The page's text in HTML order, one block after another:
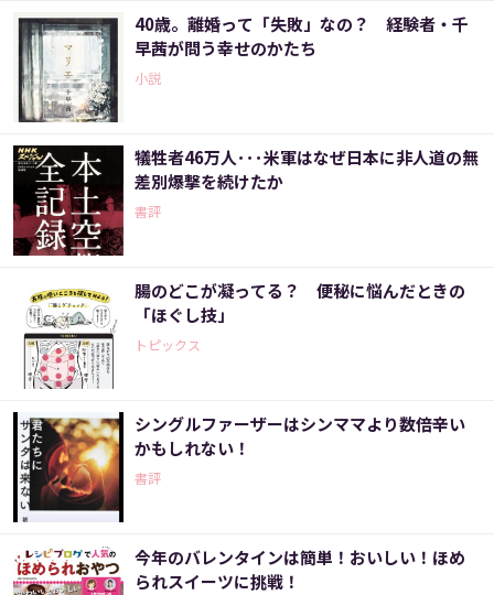
40歳。離婚って「失敗」なの？ 経験者・千
早茜が問う幸せのかたち
小説
犠牲者46万人･･･米軍はなぜ日本に非人道の無
差別爆撃を続けたか
書評
腸のどこが凝ってる？ 便秘に悩んだときの
「ほぐし技」
トピックス
シングルファーザーはシンママより数倍辛い
かもしれない！
書評
今年のバレンタインは簡単！おいしい！ほめ
られスイーツに挑戦！